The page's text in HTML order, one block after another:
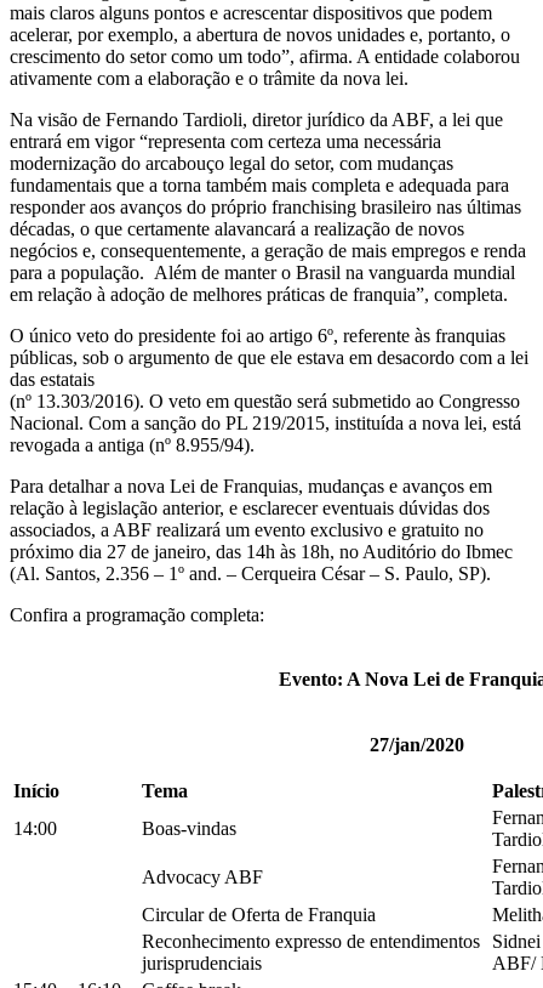
mais claros alguns pontos e acrescentar dispositivos que podem
acelerar, por exemplo, a abertura de novos unidades e, portanto, o
crescimento do setor como um todo”, afirma. A entidade colaborou
ativamente com a elaboração e o trâmite da nova lei.
Na visão de Fernando Tardioli, diretor jurídico da ABF, a lei que
entrará em vigor “representa com certeza uma necessária
modernização do arcabouço legal do setor, com mudanças
fundamentais que a torna também mais completa e adequada para
responder aos avanços do próprio franchising brasileiro nas últimas
décadas, o que certamente alavancará a realização de novos
negócios e, consequentemente, a geração de mais empregos e renda
para a população. Além de manter o Brasil na vanguarda mundial
em relação à adoção de melhores práticas de franquia”, completa.
O único veto do presidente foi ao artigo 6º, referente às franquias
públicas, sob o argumento de que ele estava em desacordo com a lei
das estatais
(nº 13.303/2016). O veto em questão será submetido ao Congresso
Nacional. Com a sanção do PL 219/2015, instituída a nova lei, está
revogada a antiga (nº 8.955/94).
Para detalhar a nova Lei de Franquias, mudanças e avanços em
relação à legislação anterior, e esclarecer eventuais dúvidas dos
associados, a ABF realizará um evento exclusivo e gratuito no
próximo dia 27 de janeiro, das 14h às 18h, no Auditório do Ibmec
(Al. Santos, 2.356 – 1º and. – Cerqueira César – S. Paulo, SP).
Confira a programação completa:
Evento: A Nova Lei de
27/jan/2020
Início Tema
14:00
Boas-vindas
Advocacy ABF
Circular de Oferta de Franquia
Reconhecimento expresso de entendimentos
jurisprudenciais
ABF/